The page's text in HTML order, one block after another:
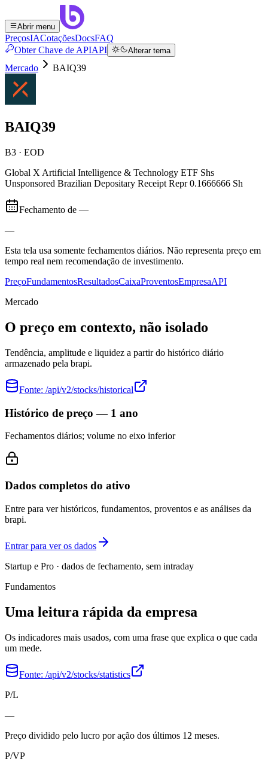
Abrir menu
PreçosIACotaçõesDocsFAQ
Obter Chave de APIAPI Alterar tema
Mercado BAIQ39
BAIQ39
B3 · EOD
Global X Artificial Intelligence & Technology ETF Shs
Unsponsored Brazilian Depositary Receipt Repr 0.1666666 Sh
Fechamento de —
—
Esta tela usa somente fechamentos diários. Não representa preço em
tempo real nem recomendação de investimento.
PreçoFundamentosResultadosCaixaProventosEmpresaAPI
Mercado
O preço em contexto, não isolado
Tendência, amplitude e liquidez a partir do histórico diário
armazenado pela brapi.
Fonte: /api/v2/stocks/historical
Histórico de preço — 1 ano
Fechamentos diários; volume no eixo inferior
Dados completos do ativo
Entre para ver históricos, fundamentos, proventos e as análises da
brapi.
Entrar para ver os dados
Startup e Pro · dados de fechamento, sem intraday
Fundamentos
Uma leitura rápida da empresa
Os indicadores mais usados, com uma frase que explica o que cada
um mede.
Fonte: /api/v2/stocks/statistics
P/L
—
Preço dividido pelo lucro por ação dos últimos 12 meses.
P/VP